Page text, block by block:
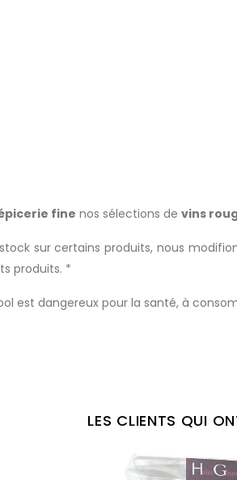
fine nos sélections de vins
sur certains produits, nous
produits. *
est dangereux pour la santé, à
LES CLIENTS QUI